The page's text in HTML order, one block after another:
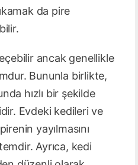
da pire
ancak genellikle
Bununla birlikte,
hızlı bir şekilde
Evdeki kedileri ve
yayılmasını
Ayrıca, kedi